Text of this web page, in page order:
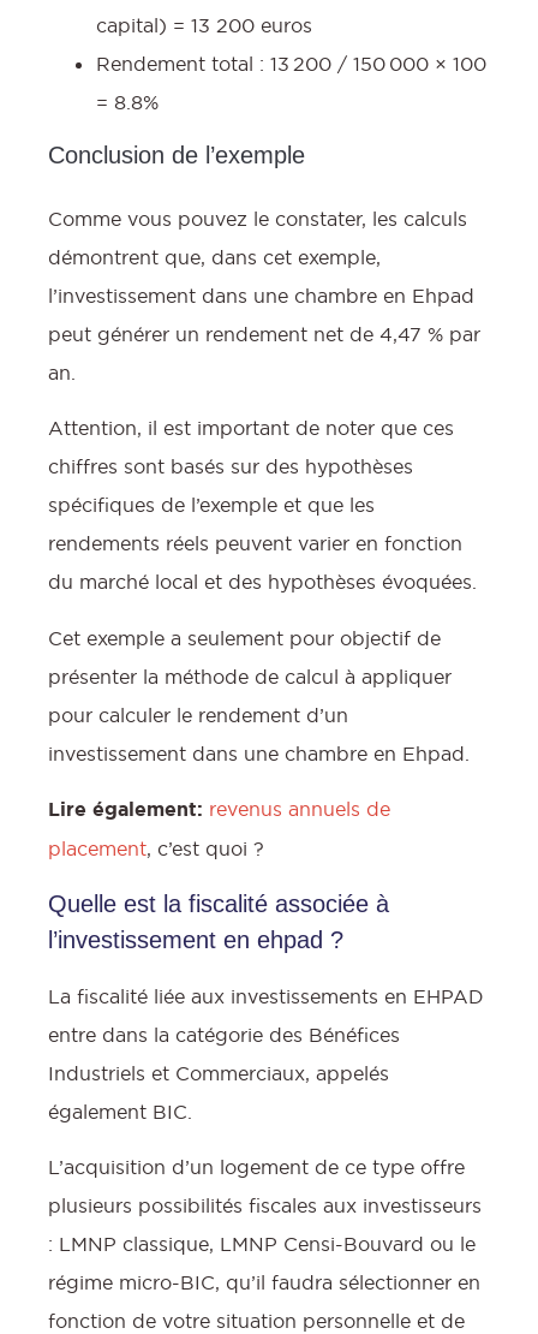
capital) = 13 200 euros
Rendement total : 13 200 / 150 000 × 100
= 8.8%
Conclusion de l’exemple
Comme vous pouvez le constater, les calculs
démontrent que, dans cet exemple,
l’investissement dans une chambre en Ehpad
peut générer un rendement net de 4,47 % par
an.
Attention, il est important de noter que ces
chiffres sont basés sur des hypothèses
spécifiques de l’exemple et que les
rendements réels peuvent varier en fonction
du marché local et des hypothèses évoquées.
Cet exemple a seulement pour objectif de
présenter la méthode de calcul à appliquer
pour calculer le rendement d’un
investissement dans une chambre en Ehpad.
Lire également: revenus annuels de
placement, c’est quoi ?
Quelle est la fiscalité associée à
l’investissement en ehpad ?
La fiscalité liée aux investissements en EHPAD
entre dans la catégorie des Bénéfices
Industriels et Commerciaux, appelés
également BIC.
L’acquisition d’un logement de ce type offre
plusieurs possibilités fiscales aux investisseurs
: LMNP classique, LMNP Censi-Bouvard ou le
régime micro-BIC, qu’il faudra sélectionner en
fonction de votre situation personnelle et de